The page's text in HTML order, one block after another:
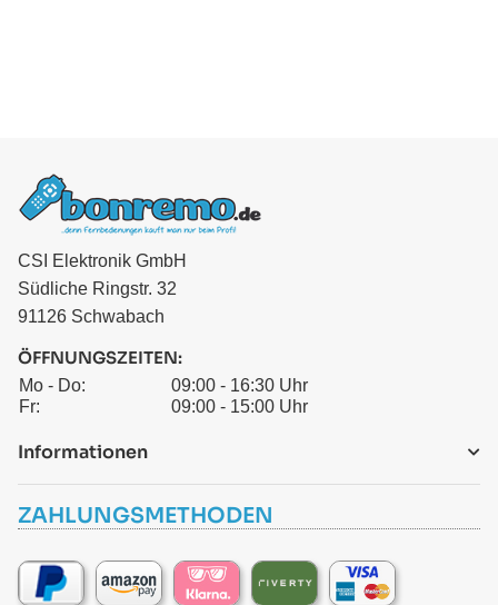
CSI Elektronik GmbH
Südliche Ringstr. 32
91126 Schwabach
ÖFFNUNGSZEITEN:
Mo - Do:
09:00 - 16:30 Uhr
Fr:
09:00 - 15:00 Uhr
Informationen
ZAHLUNGSMETHODEN